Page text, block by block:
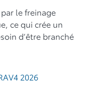
le freinage
ce qui crée un
d’être branché